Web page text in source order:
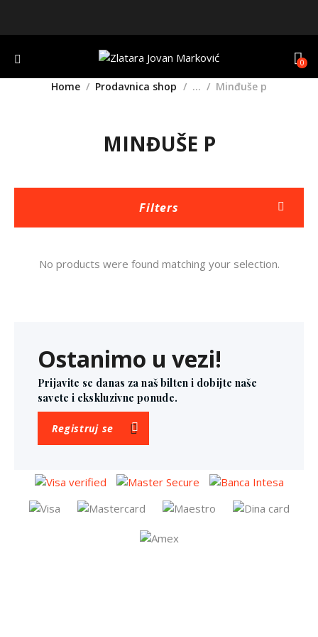
0
MINĐUŠE P
Home Prodavnica shop ... Minđuše p
No products were found matching your selection.
Filters
Ostanimo u vezi!
Prijavite se danas za naš bilten i dobijte naše
savete i ekskluzivne ponude.
Registruj se